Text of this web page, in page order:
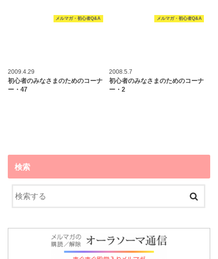
メルマガ・初心者Q&A
2009.4.29
初心者のみなさまのためのコーナ
ー・47
メルマガ・初心者Q&A
2008.5.7
初心者のみなさまのためのコーナ
ー・2
検索